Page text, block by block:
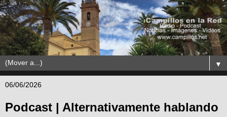
▼
06/06/2026
Podcast | Alternativamente hablando